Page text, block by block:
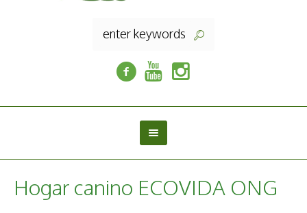
Hogar canino ECOVIDA ONG